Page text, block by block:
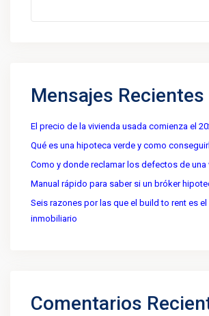
Mensajes Recientes
El precio de la vivienda usada comienza el
Qué es una hipoteca verde y como
Como y donde reclamar los defectos de una
Manual rápido para saber si un bróker
Seis razones por las que el build to rent es
inmobiliario
Comentarios